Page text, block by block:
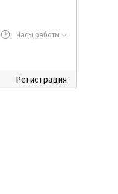
Часы работы
Регистрация